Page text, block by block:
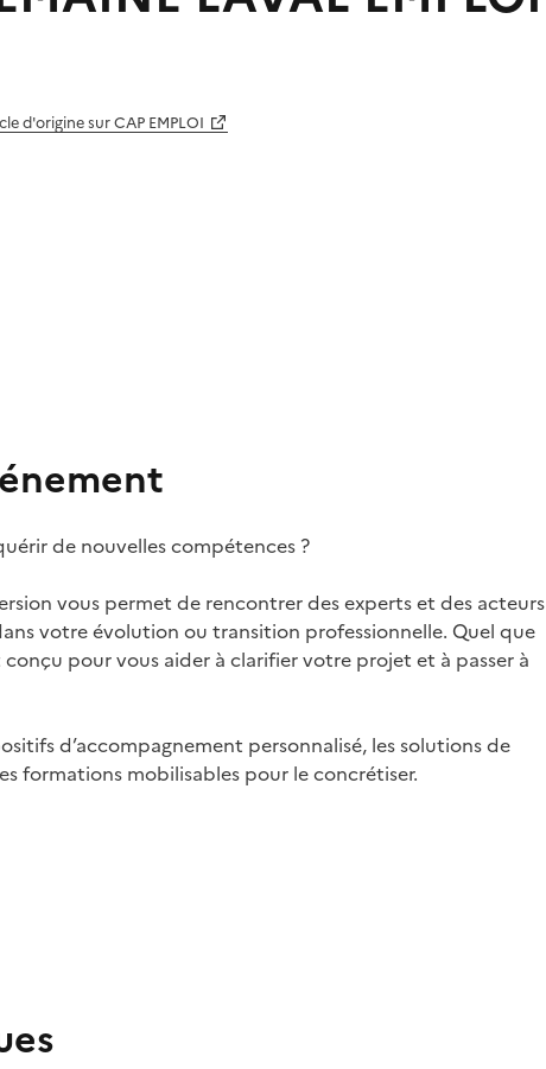
d'origine sur CAP EMPLOI
par courriel
de nouvelles compétences ?
vous permet de rencontrer des experts et des acteurs
votre évolution ou transition professionnelle. Quel que
pour vous aider à clarifier votre projet et à passer à
d’accompagnement personnalisé, les solutions de
formations mobilisables pour le concrétiser.